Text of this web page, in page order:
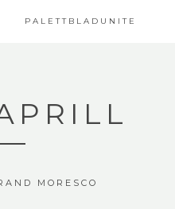
PALETTBLADUNITE
MORESCO